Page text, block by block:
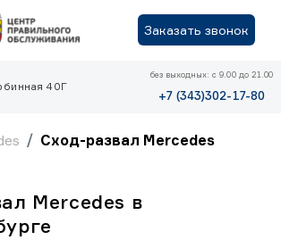
Заказать звонок
40Г
без выходных: с 9.00 до 21.00
+7 (343)302-17-80
Сход-развал Mercedes
Mercedes в